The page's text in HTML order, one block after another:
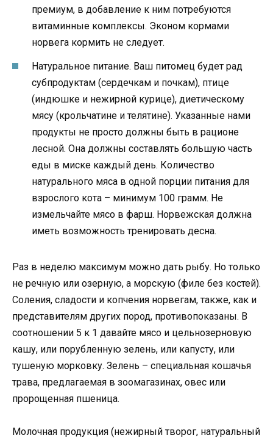
премиум, в добавление к ним потребуются
витаминные комплексы. Эконом кормами
норвега кормить не следует.
Натуральное питание. Ваш питомец будет рад
субпродуктам (сердечкам и почкам), птице
(индюшке и нежирной курице), диетическому
мясу (крольчатине и телятине). Указанные нами
продукты не просто должны быть в рационе
лесной. Она должны составлять большую часть
еды в миске каждый день. Количество
натурального мяса в одной порции питания для
взрослого кота – минимум 100 грамм. Не
измельчайте мясо в фарш. Норвежская должна
иметь возможность тренировать десна.
Раз в неделю максимум можно дать рыбу. Но только
не речную или озерную, а морскую (филе без костей).
Соления, сладости и копчения норвегам, также, как и
представителям других пород, противопоказаны. В
соотношении 5 к 1 давайте мясо и цельнозерновую
кашу, или порубленную зелень, или капусту, или
тушеную морковку. Зелень – специальная кошачья
трава, предлагаемая в зоомагазинах, овес или
пророщенная пшеница.
Молочная продукция (нежирный творог, натуральный